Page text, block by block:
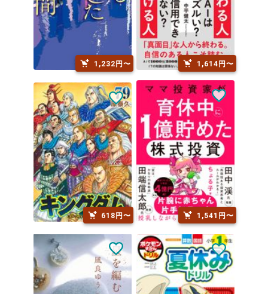
1,232円〜 1,614円〜
618円〜 1,541円〜